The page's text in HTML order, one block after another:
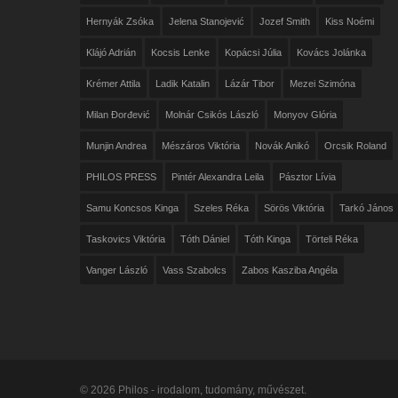
Hernyák Zsóka Jelena Stanojević Jozef Smith Kiss Noémi
Klájó Adrián Kocsis Lenke Kopácsi Júlia Kovács Jolánka
Krémer Attila Ladik Katalin Lázár Tibor Mezei Szimóna
Milan Đorđević Molnár Csikós László Monyov Glória
Munjin Andrea Mészáros Viktória Novák Anikó Orcsik Roland
PHILOS PRESS Pintér Alexandra Leila Pásztor Lívia
Samu Koncsos Kinga Szeles Réka Sörös Viktória Tarkó János
Taskovics Viktória Tóth Dániel Tóth Kinga Törteli Réka
Vanger László Vass Szabolcs Zabos Kasziba Angéla
© 2026 Philos - irodalom, tudomány, művészet.